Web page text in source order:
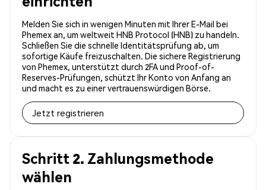
Melden Sie sich in wenigen Minuten mit Ihrer E-Mail bei
Phemex an, um weltweit HNB Protocol (HNB) zu handeln.
Schließen Sie die schnelle Identitätsprüfung ab, um
sofortige Käufe freizuschalten. Die sichere Registrierung
von Phemex, unterstützt durch 2FA und Proof-of-
Reserves-Prüfungen, schützt Ihr Konto von Anfang an
und macht es zu einer vertrauenswürdigen Börse.
Jetzt registrieren
Schritt 2. Zahlungsmethode
wählen